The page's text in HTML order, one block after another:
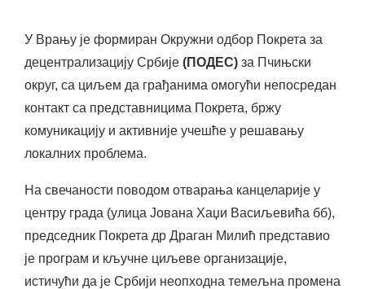
У Врању је формиран Окружни одбор Покрета за
децентрализацију Србије (ПОДЕС) за Пчињски
округ, са циљем да грађанима омогући непосредан
контакт са представницима Покрета, бржу
комуникацију и активније учешће у решавању
локалних проблема.
На свечаности поводом отварања канцеларије у
центру града (улица Јована Хаџи Васиљевића бб),
председник Покрета др Драган Милић представио
је програм и кључне циљеве организације,
истичући да је Србији неопходна темељна промена